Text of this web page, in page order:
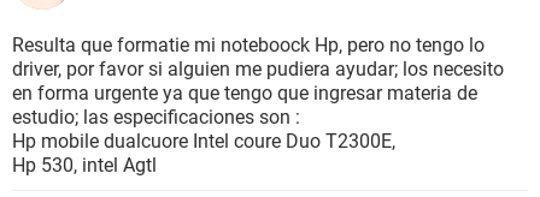
Resulta que formatie mi noteboock Hp, pero no tengo lo
driver, por favor si alguien me pudiera ayudar; los necesito
en forma urgente ya que tengo que ingresar materia de
estudio; las especificaciones son :
Hp mobile dualcuore Intel coure Duo T2300E,
Hp 530, intel Agtl